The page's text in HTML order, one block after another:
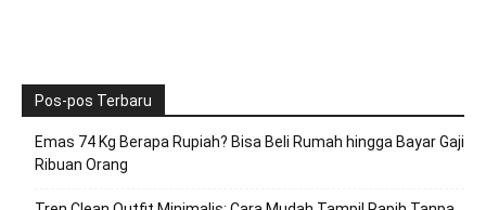
Pos-pos Terbaru
Emas 74 Kg Berapa Rupiah? Bisa Beli Rumah hingga Bayar Gaji
Ribuan Orang